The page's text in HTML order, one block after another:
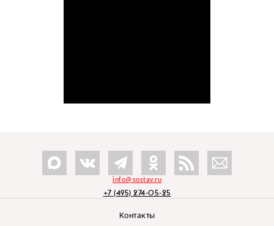
info@sostav.ru
+7 (495) 274-05-25
Контакты